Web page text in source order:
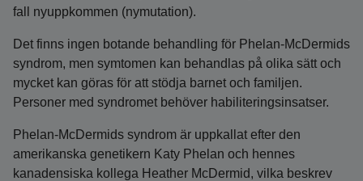
fall nyuppkommen (nymutation).
Det finns ingen botande behandling för Phelan-McDermids
syndrom, men symtomen kan behandlas på olika sätt och
mycket kan göras för att stödja barnet och familjen.
Personer med syndromet behöver habiliteringsinsatser.
Phelan‑McDermids syndrom är uppkallat efter den
amerikanska genetikern Katy Phelan och hennes
kanadensiska kollega Heather McDermid, vilka beskrev